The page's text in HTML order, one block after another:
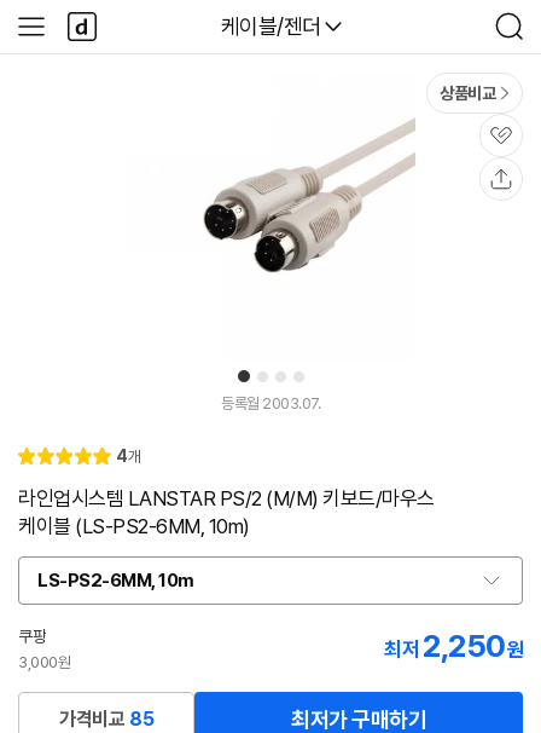
다나와
케이블/젠더
검
색
사
이
다
나
와
1 2 3 4
상품비교
관
심
등록월 2003.07.
별
점
5.
리
4개
라인업시스템 LANSTAR PS/2 (M/M) 키보드/마우스
케이블 (LS-PS2-6MM, 10m)
LS-PS2-6MM, 10m
옵
션
선
택
쿠팡
3,000원
최저 2,250원
가격비교 85 최저가 구매하기